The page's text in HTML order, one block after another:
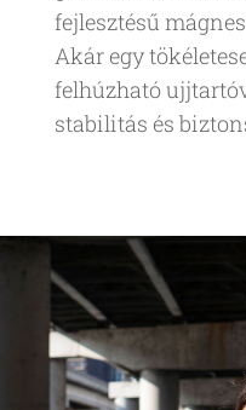
fejlesztésű
Akár egy
felhúzható
stabilitás és